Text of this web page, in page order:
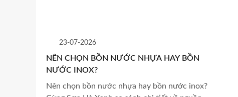
23-07-2026
NÊN CHỌN BỒN NƯỚC NHỰA HAY BỒN
NƯỚC INOX?
Nên chọn bồn nước nhựa hay bồn nước inox?